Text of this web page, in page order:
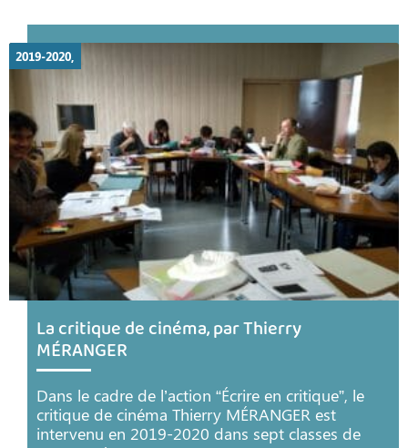
2019-2020,
La critique de cinéma, par Thierry
MÉRANGER
Dans le cadre de l’action “Écrire en critique”, le
critique de cinéma Thierry MÉRANGER est
intervenu en 2019-2020 dans sept classes de